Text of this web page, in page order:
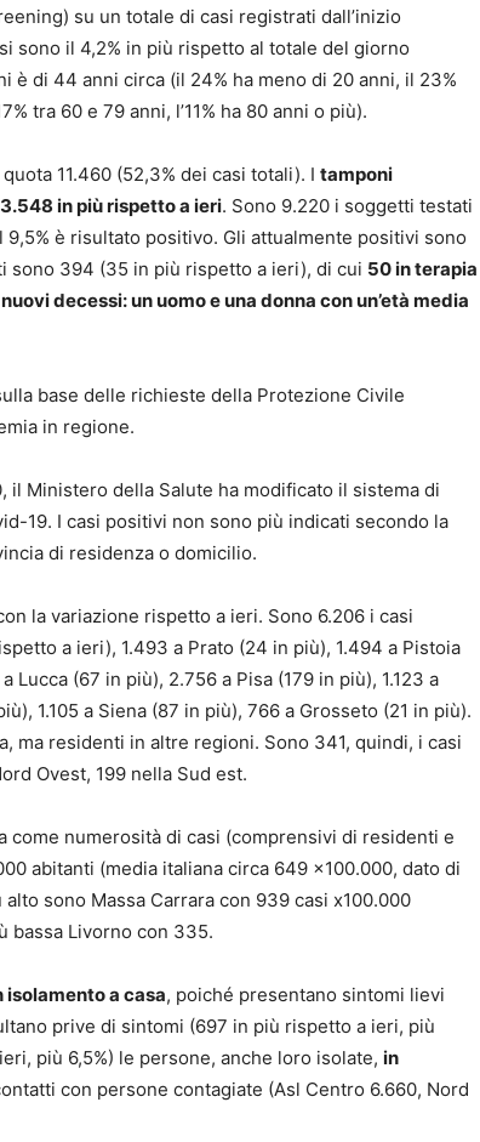
su un totale di casi registrati dall’inizio
sono il 4,2% in più rispetto al totale del giorno
è di 44 anni circa (il 24% ha meno di 20 anni, il 23%
tra 60 e 79 anni, l’11% ha 80 anni o più).
11.460 (52,3% dei casi totali). I tamponi
in più rispetto a ieri. Sono 9.220 i soggetti testati
è risultato positivo. Gli attualmente positivi sono
sono 394 (35 in più rispetto a ieri), di cui 50 in terapia
decessi: un uomo e una donna con un’età media
base delle richieste della Protezione Civile
in regione.
Ministero della Salute ha modificato il sistema di
19. I casi positivi non sono più indicati secondo la
di residenza o domicilio.
la variazione rispetto a ieri. Sono 6.206 i casi
a ieri), 1.493 a Prato (24 in più), 1.494 a Pistoia
Lucca (67 in più), 2.756 a Pisa (179 in più), 1.123 a
1.105 a Siena (87 in più), 766 a Grosseto (21 in più).
ma residenti in altre regioni. Sono 341, quindi, i casi
Ovest, 199 nella Sud est.
come numerosità di casi (comprensivi di residenti e
abitanti (media italiana circa 649 x100.000, dato di
sono Massa Carrara con 939 casi x100.000
bassa Livorno con 335.
isolamento a casa, poiché presentano sintomi lievi
prive di sintomi (697 in più rispetto a ieri, più
più 6,5%) le persone, anche loro isolate, in
con persone contagiate (Asl Centro 6.660, Nord